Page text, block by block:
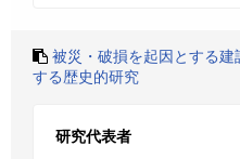
被災・破損を起因とする
する歴史的研究
研究代表者